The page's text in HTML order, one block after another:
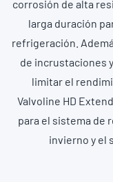
corrosión de alta
larga duración
refrigeración.
de incrustaciones
limitar el
Valvoline HD
para el sistema de
invierno y el